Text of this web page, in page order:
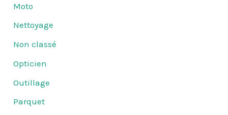
Moto
Nettoyage
Non classé
Opticien
Outillage
Parquet